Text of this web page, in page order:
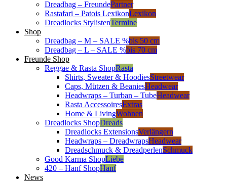
Dreadbag – FreundePartner
Rastafari – Patois LexikonLexikon
Dreadlocks StylistenTermine
Shop
Dreadbag – M – SALE %bis 50 cm
Dreadbag – L – SALE %bis 70 cm
Freunde Shop
Reggae & Rasta ShopRasta
Shirts, Sweater & HoodiesStreetwear
Caps, Mützen & BeaniesHeadwear
Headwraps – Turban – TubeHeadwear
Rasta AccessoiresExtras
Home & LivingWohnen
Dreadlocks ShopDreads
Dreadlocks ExtensionsVerlängern
Headwraps – DreadwrapsHeadwear
Dreadschmuck & DreadperlenSchmuck
Good Karma ShopLiebe
420 – Hanf ShopHanf
News